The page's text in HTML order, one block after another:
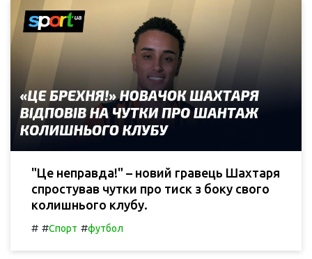
"Це неправда!" – новий гравець Шахтаря
спростував чутки про тиск з боку свого
колишнього клубу.
# #Спорт #футбол